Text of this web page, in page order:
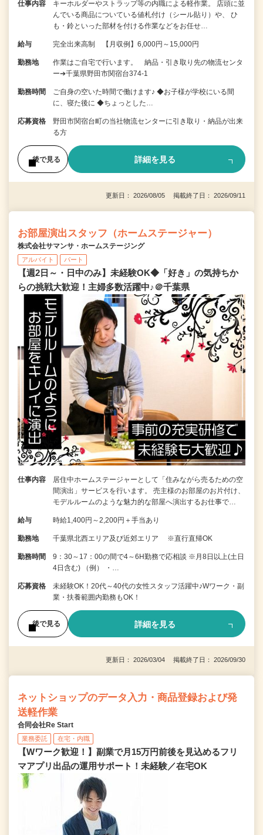
仕事内容
キーホルダーやストラップ等の内職による軽作業。 店頭に並
んでいる商品についている値札付け（シール貼り）や、 ひ
も・鈴といった部材を付ける作業などをお任せ…
給与 完全出来高制 【月収例】6,000円～15,000円
勤務地
作業はご自宅で行います。 納品・引き取り先の物流センタ
ー➔千葉県野田市関宿台374-1
勤務時間
ご自身の空いた時間で働けます♪ ◆お子様が学校にいる間
に、寝た後に ◆ちょっとした…
応募資格
野田市関宿台町の当社物流センターに引き取り・納品が出来
る方
後で見る 詳細を見る
更新日： 2026/08/05 掲載終了日： 2026/09/11
お部屋演出スタッフ（ホームステージャー）
株式会社サマンサ・ホームステージング
アルバイト パート
【週2日～・日中のみ】未経験OK◆「好き」の気持ちか
らの挑戦大歓迎！主婦多数活躍中♪＠千葉県
仕事内容
居住中ホームステージャーとして「住みながら売るための空
間演出」サービスを行います。 売主様のお部屋のお片付け、
モデルルームのような魅力的な部屋へ演出するお仕事で…
給与 時給1,400円～2,200円＋手当あり
勤務地 千葉県北西エリア及び近郊エリア ※直行直帰OK
勤務時間
9：30～17：00の間で4～6H勤務で応相談 ※月8日以上(土日
4日含む) （例） ・…
応募資格
未経験OK！20代～40代の女性スタッフ活躍中♪Wワーク・副
業・扶養範囲内勤務もOK！
後で見る 詳細を見る
更新日： 2026/03/04 掲載終了日： 2026/09/30
ネットショップのデータ入力・商品登録および発
送軽作業
合同会社Re Start
業務委託 在宅・内職
【Wワーク歓迎！】副業で月15万円前後を見込めるフリ
マアプリ出品の運用サポート！未経験／在宅OK